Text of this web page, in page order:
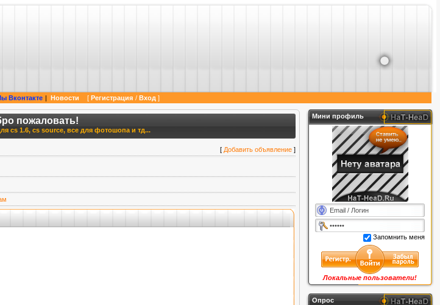
фотошоп. Так же мы можем предложить вам поучаствовать в различных конкурсах. Будь в курсе всего!
Вконтакте | Новости [Регистрация / Вход ]
пожаловать!
cs 1.6, cs source, все для фотошопа и тд...
[ Добавить объявление ]
Мини профиль
Запомнить меня
Локальные пользователи!
Опрос